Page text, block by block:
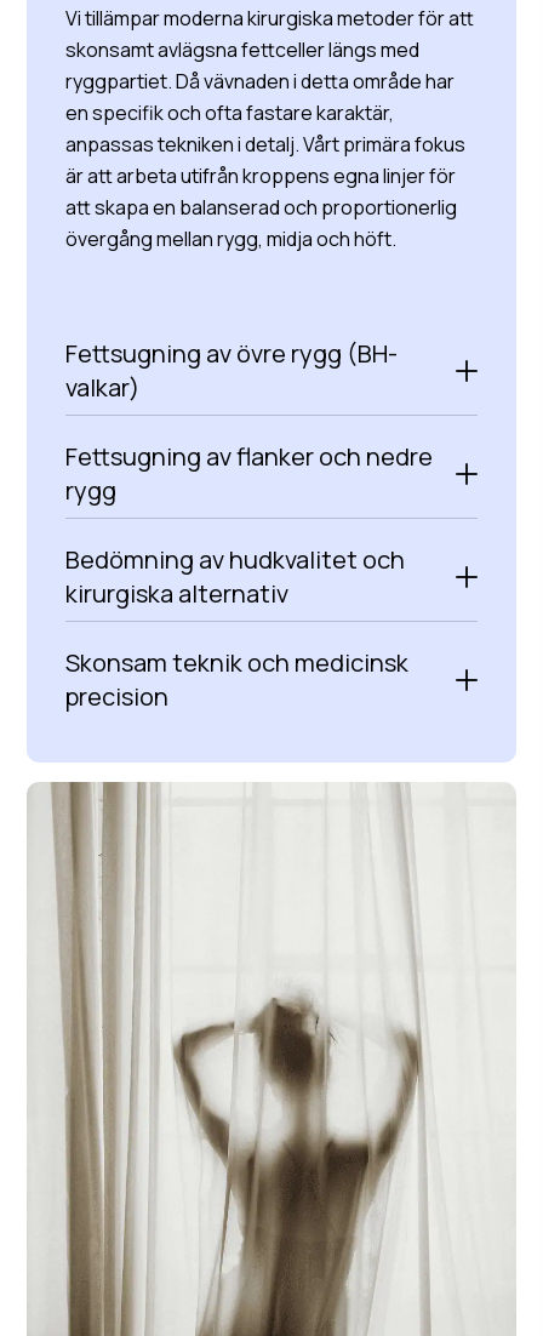
Vi tillämpar moderna kirurgiska metoder för att
skonsamt avlägsna fettceller längs med
ryggpartiet. Då vävnaden i detta område har
en specifik och ofta fastare karaktär,
anpassas tekniken i detalj. Vårt primära fokus
är att arbeta utifrån kroppens egna linjer för
att skapa en balanserad och proportionerlig
övergång mellan rygg, midja och höft.
Fettsugning av övre rygg (BH-
valkar)
Fettsugning av flanker och nedre
rygg
Bedömning av hudkvalitet och
kirurgiska alternativ
Skonsam teknik och medicinsk
precision